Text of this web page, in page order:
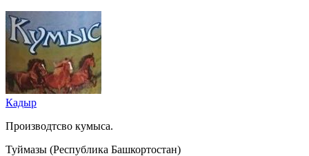
Кадыр
Производтсво кумыса.
Туймазы (Республика Башкортостан)